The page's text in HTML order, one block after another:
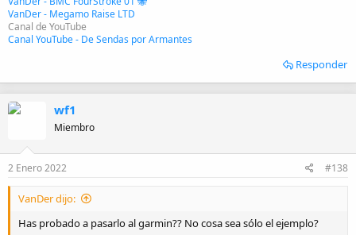
VanDer - Megamo Raise LTD
Canal de YouTube
Canal YouTube - De Sendas por Armantes
Responder
wf1
Miembro
2 Enero 2022 #138
VanDer dijo:
Has probado a pasarlo al garmin?? No cosa sea sólo el ejemplo?